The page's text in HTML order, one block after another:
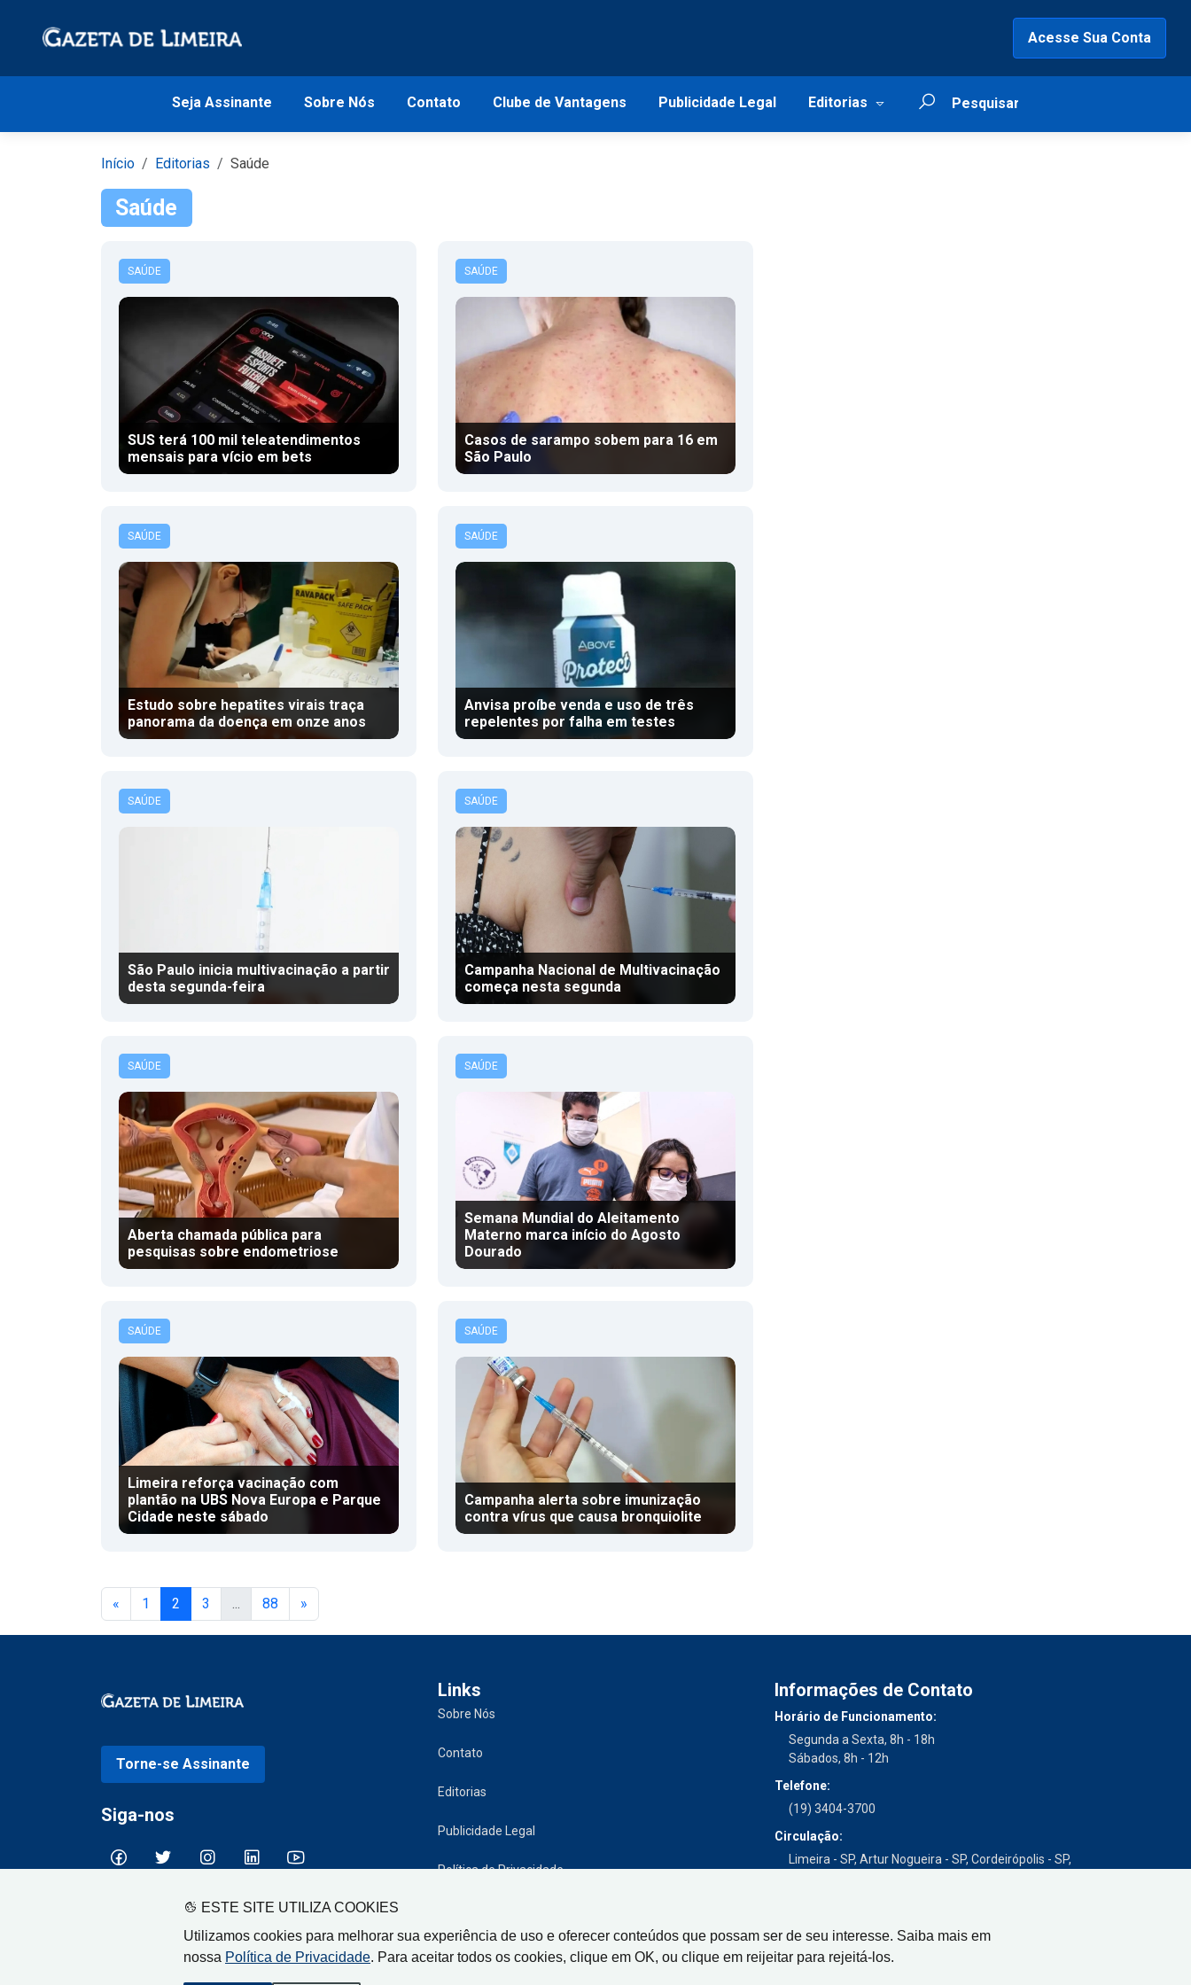
ESTE SITE UTILIZA COOKIES
Utilizamos cookies para melhorar sua experiência de uso e oferecer conteúdos que possam ser de seu interesse. Saiba mais em
nossa Política de Privacidade. Para aceitar todos os cookies, clique em OK, ou clique em reijeitar para rejeitá-los.
Acesse Sua Conta
Seja Assinante Sobre Nós Contato Clube de Vantagens Publicidade Legal Editorias
Início Editorias Saúde
Saúde
SAÚDE
SUS terá 100 mil teleatendimentos
mensais para vício em bets
SAÚDE
Casos de sarampo sobem para 16 em
São Paulo
SAÚDE
Estudo sobre hepatites virais traça
panorama da doença em onze anos
SAÚDE
Anvisa proíbe venda e uso de três
repelentes por falha em testes
SAÚDE
São Paulo inicia multivacinação a partir
desta segunda-feira
SAÚDE
Campanha Nacional de Multivacinação
começa nesta segunda
SAÚDE
Aberta chamada pública para
pesquisas sobre endometriose
SAÚDE
Semana Mundial do Aleitamento
Materno marca início do Agosto
Dourado
SAÚDE
Limeira reforça vacinação com
plantão na UBS Nova Europa e Parque
Cidade neste sábado
SAÚDE
Campanha alerta sobre imunização
contra vírus que causa bronquiolite
« 1 2 3 88 »
Torne-se Assinante
Siga-nos
Links
Sobre Nós
Contato
Editorias
Publicidade Legal
Política de Privacidade
Informações de Contato
Horário de Funcionamento:
Segunda a Sexta, 8h - 18h
Sábados, 8h - 12h
Telefone:
(19) 3404-3700
Circulação:
Limeira - SP, Artur Nogueira - SP, Cordeirópolis - SP,